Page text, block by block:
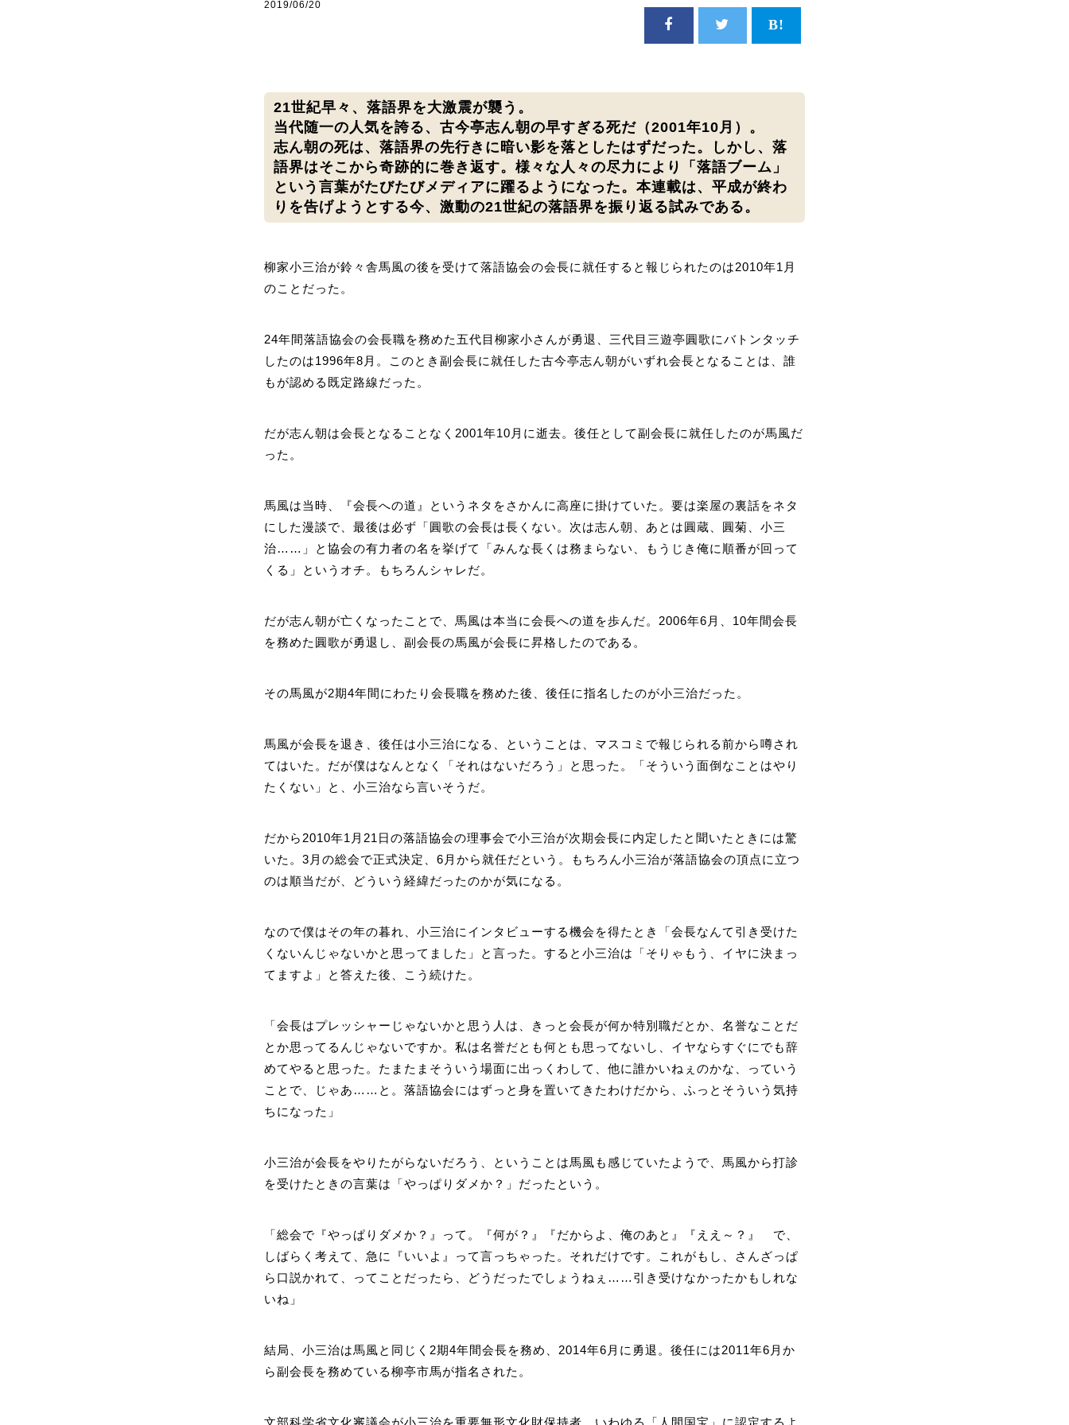
2019/06/20
21世紀早々、落語界を大激震が襲う。
当代随一の人気を誇る、古今亭志ん朝の早すぎる死だ（2001年10月）。
志ん朝の死は、落語界の先行きに暗い影を落としたはずだった。しかし、落
語界はそこから奇跡的に巻き返す。様々な人々の尽力により「落語ブーム」
という言葉がたびたびメディアに躍るようになった。本連載は、平成が終わ
りを告げようとする今、激動の21世紀の落語界を振り返る試みである。
柳家小三治が鈴々舎馬風の後を受けて落語協会の会長に就任すると報じられたのは2010年1月
のことだった。
24年間落語協会の会長職を務めた五代目柳家小さんが勇退、三代目三遊亭圓歌にバトンタッチ
したのは1996年8月。このとき副会長に就任した古今亭志ん朝がいずれ会長となることは、誰
もが認める既定路線だった。
だが志ん朝は会長となることなく2001年10月に逝去。後任として副会長に就任したのが馬風だ
った。
馬風は当時、『会長への道』というネタをさかんに高座に掛けていた。要は楽屋の裏話をネタ
にした漫談で、最後は必ず「圓歌の会長は長くない。次は志ん朝、あとは圓蔵、圓菊、小三
治……」と協会の有力者の名を挙げて「みんな長くは務まらない、もうじき俺に順番が回って
くる」というオチ。もちろんシャレだ。
だが志ん朝が亡くなったことで、馬風は本当に会長への道を歩んだ。2006年6月、10年間会長
を務めた圓歌が勇退し、副会長の馬風が会長に昇格したのである。
その馬風が2期4年間にわたり会長職を務めた後、後任に指名したのが小三治だった。
馬風が会長を退き、後任は小三治になる、ということは、マスコミで報じられる前から噂され
てはいた。だが僕はなんとなく「それはないだろう」と思った。「そういう面倒なことはやり
たくない」と、小三治なら言いそうだ。
だから2010年1月21日の落語協会の理事会で小三治が次期会長に内定したと聞いたときには驚
いた。3月の総会で正式決定、6月から就任だという。もちろん小三治が落語協会の頂点に立つ
のは順当だが、どういう経緯だったのかが気になる。
なので僕はその年の暮れ、小三治にインタビューする機会を得たとき「会長なんて引き受けた
くないんじゃないかと思ってました」と言った。すると小三治は「そりゃもう、イヤに決まっ
てますよ」と答えた後、こう続けた。
「会長はプレッシャーじゃないかと思う人は、きっと会長が何か特別職だとか、名誉なことだ
とか思ってるんじゃないですか。私は名誉だとも何とも思ってないし、イヤならすぐにでも辞
めてやると思った。たまたまそういう場面に出っくわして、他に誰かいねぇのかな、っていう
ことで、じゃあ……と。落語協会にはずっと身を置いてきたわけだから、ふっとそういう気持
ちになった」
小三治が会長をやりたがらないだろう、ということは馬風も感じていたようで、馬風から打診
を受けたときの言葉は「やっぱりダメか？」だったという。
「総会で『やっぱりダメか？』って。『何が？』『だからよ、俺のあと』『ええ～？』 で、
しばらく考えて、急に『いいよ』って言っちゃった。それだけです。これがもし、さんざっぱ
ら口説かれて、ってことだったら、どうだったでしょうねぇ……引き受けなかったかもしれな
いね」
結局、小三治は馬風と同じく2期4年間会長を務め、2014年6月に勇退。後任には2011年6月か
ら副会長を務めている柳亭市馬が指名された。
文部科学省文化審議会が小三治を重要無形文化財保持者、いわゆる「人間国宝」に認定するよ